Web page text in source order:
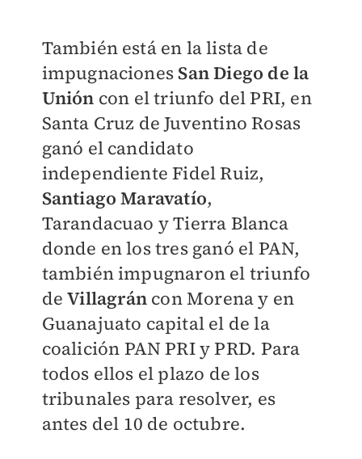
También está en la lista de
impugnaciones San Diego de la
Unión con el triunfo del PRI, en
Santa Cruz de Juventino Rosas
ganó el candidato
independiente Fidel Ruiz,
Santiago Maravatío,
Tarandacuao y Tierra Blanca
donde en los tres ganó el PAN,
también impugnaron el triunfo
deVillagráncon Morena y en
Guanajuato capital el de la
coalición PAN PRI y PRD. Para
todos ellos el plazo de los
tribunales para resolver, es
antes del 10 de octubre.